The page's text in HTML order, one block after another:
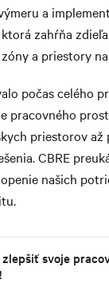
a
zahŕňa
a priestory
počas celého
pracovného
priestorov až
CBRE
našich
svoje